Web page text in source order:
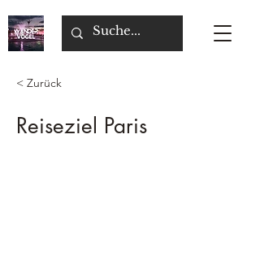
< Zurück
Reiseziel Paris